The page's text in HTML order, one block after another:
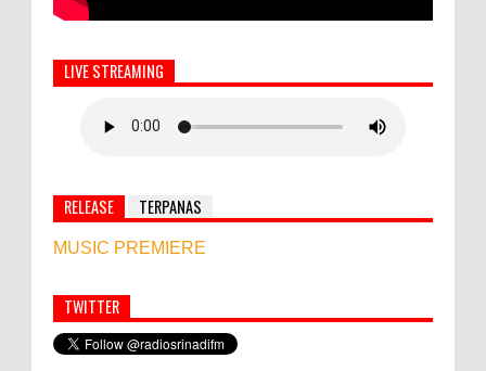
LIVE STREAMING
RELEASE TERPANAS
MUSIC PREMIERE
Simbol Persahabatan, RI Bangun Islamic Centre di
Afghanistan
TWITTER